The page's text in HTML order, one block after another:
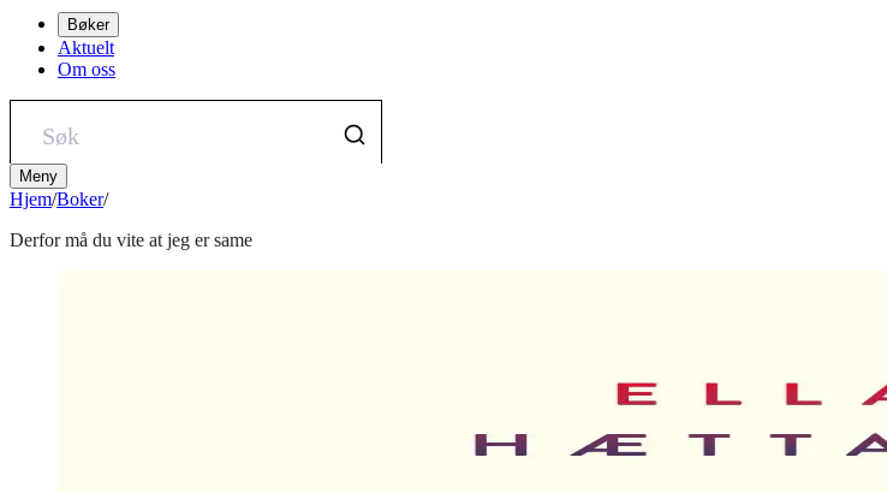
Bøker
Aktuelt
Om oss
Meny
Hjem/Boker/
Derfor må du vite at jeg er same